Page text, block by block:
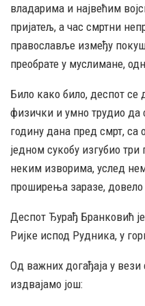
владарима и највећим
пријатељ, а час смртни
православље између
преобрате у муслимане,
Било како било, деспот
физички и умно трудио да
годину дана пред смрт, са
једном сукобу изгубио
неким изворима, услед
проширења заразе,
Деспот Ђурађ Бранковић
Ријке испод Рудника, у
Од важних догађаја у вези
издвајамо још: